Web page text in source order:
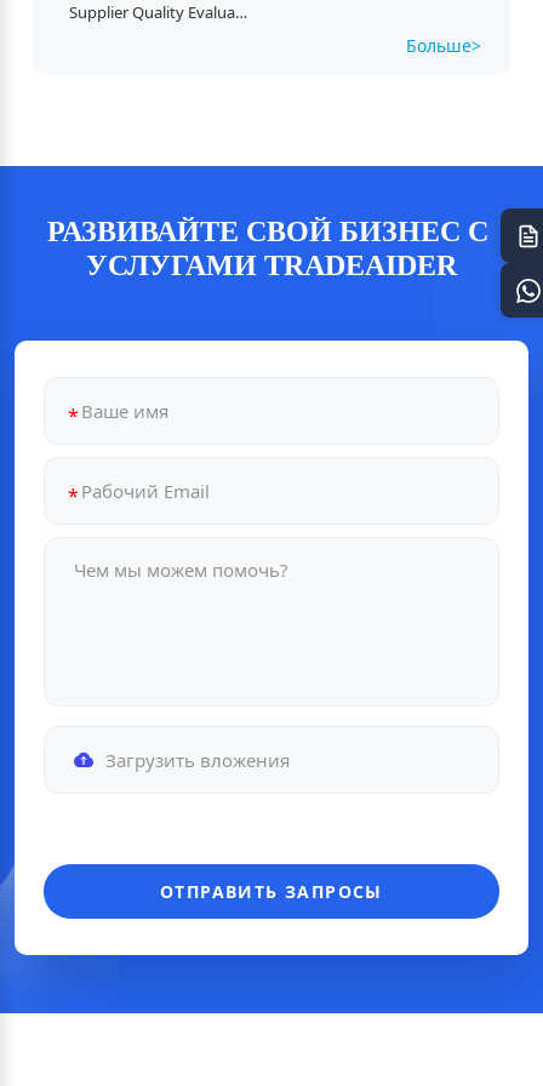
Supplier Quality Evaluation (SQE)
Больше>
РАЗВИВАЙТЕ СВОЙ БИЗНЕС С
УСЛУГАМИ TRADEAIDER
Загрузить вложения
ОТПРАВИТЬ ЗАПРОСЫ